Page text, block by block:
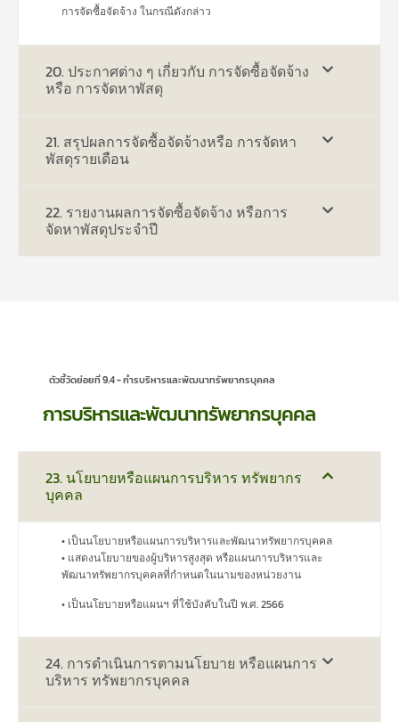
การจัดซื้อจัดจ้าง ในกรณีดังกล่าว
20. ประกาศต่าง ๆ เกี่ยวกับ การจัดซื้อจัดจ้าง
หรือ การจัดหาพัสดุ
21. สรุปผลการจัดซื้อจัดจ้างหรือ การจัดหา
พัสดุรายเดือน
22. รายงานผลการจัดซื้อจัดจ้าง หรือการ
จัดหาพัสดุประจำปี
ตัวชี้วัดย่อยที่ 9.4 - กํารบริหารและพัฒนาทรัพยากรบุคคล
การบริหารและพัฒนาทรัพยากรบุคคล
23. นโยบายหรือแผนการบริหาร ทรัพยากร
บุคคล
• เป็นนโยบายหรือแผนการบริหารและพัฒนาทรัพยากรบุคคล
• แสดงนโยบายของผู้บริหารสูงสุด หรือแผนการบริหารและ
พัฒนาทรัพยากรบุคคลที่กำหนดในนามของหน่วยงาน
• เป็นนโยบายหรือแผนฯ ที่ใช้บังคับในปี พ.ศ. 2566
24. การดำเนินการตามนโยบาย หรือแผนการ
บริหาร ทรัพยากรบุคคล